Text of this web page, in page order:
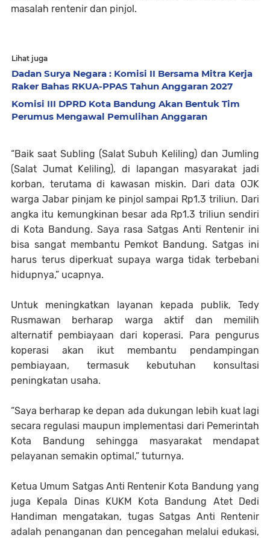
masalah rentenir dan pinjol.
Lihat juga
Dadan Surya Negara : Komisi II Bersama Mitra Kerja
Raker Bahas RKUA-PPAS Tahun Anggaran 2027
Komisi III DPRD Kota Bandung Akan Bentuk Tim
Perumus Mengawal Pemulihan Anggaran
“Baik saat Subling (Salat Subuh Keliling) dan Jumling
(Salat Jumat Keliling), di lapangan masyarakat jadi
korban, terutama di kawasan miskin. Dari data OJK
warga Jabar pinjam ke pinjol sampai Rp1.3 triliun. Dari
angka itu kemungkinan besar ada Rp1.3 triliun sendiri
di Kota Bandung. Saya rasa Satgas Anti Rentenir ini
bisa sangat membantu Pemkot Bandung. Satgas ini
harus terus diperkuat supaya warga tidak terbebani
hidupnya,” ucapnya.
Untuk meningkatkan layanan kepada publik, Tedy
Rusmawan berharap warga aktif dan memilih
alternatif pembiayaan dari koperasi. Para pengurus
koperasi akan ikut membantu pendampingan
pembiayaan, termasuk kebutuhan konsultasi
peningkatan usaha.
“Saya berharap ke depan ada dukungan lebih kuat lagi
secara regulasi maupun implementasi dari Pemerintah
Kota Bandung sehingga masyarakat mendapat
pelayanan semakin optimal,” tuturnya.
Ketua Umum Satgas Anti Rentenir Kota Bandung yang
juga Kepala Dinas KUKM Kota Bandung Atet Dedi
Handiman mengatakan, tugas Satgas Anti Rentenir
adalah penanganan dan pencegahan melalui edukasi,